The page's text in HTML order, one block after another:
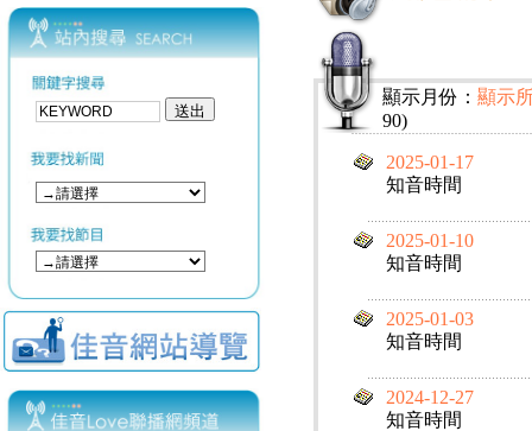
顯示月份： 顯示
90)
2025-01-17
知音時間
2025-01-10
知音時間
2025-01-03
知音時間
2024-12-27
知音時間